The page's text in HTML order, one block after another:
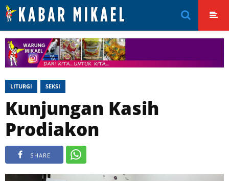
LITURGI SEKSI
Kunjungan Kasih
Prodiakon
SHARE